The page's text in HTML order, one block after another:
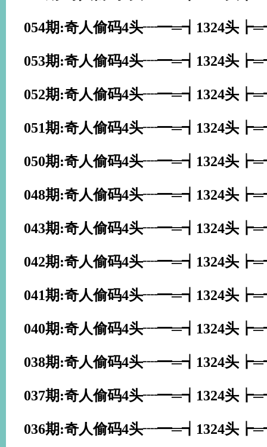
054期:奇人偷码4头┈━═┪1324头
053期:奇人偷码4头┈━═┪1324头
052期:奇人偷码4头┈━═┪1324头
051期:奇人偷码4头┈━═┪1324头
050期:奇人偷码4头┈━═┪1324头
048期:奇人偷码4头┈━═┪1324头
043期:奇人偷码4头┈━═┪1324头
042期:奇人偷码4头┈━═┪1324头
041期:奇人偷码4头┈━═┪1324头
040期:奇人偷码4头┈━═┪1324头
038期:奇人偷码4头┈━═┪1324头
037期:奇人偷码4头┈━═┪1324头
036期:奇人偷码4头┈━═┪1324头